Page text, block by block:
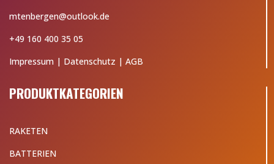
mtenbergen@outlook.de
+49 160 400 35 05
Impressum | Datenschutz |AGB
PRODUKTKATEGORIEN
RAKETEN
BATTERIEN